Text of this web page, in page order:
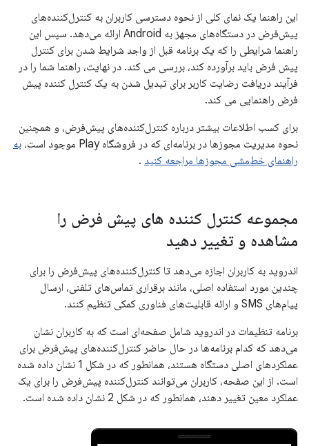
این راهنما یک نمای کلی از نحوه دسترسی کاربران به کنترل‌کننده‌های
پیش‌فرض در دستگاه‌های مجهز به Android ارائه می‌دهد. سپس این
راهنما شرایطی را که یک برنامه قبل از واجد شرایط شدن برای کنترل
پیش فرض باید برآورده کند، بررسی می کند. در نهایت، راهنما شما را در
فرآیند دریافت رضایت کاربر برای تبدیل شدن به یک کنترل کننده پیش
فرض راهنمایی می کند.
برای کسب اطلاعات بیشتر درباره کنترل‌کننده‌های پیش‌فرض، و همچنین
نحوه مدیریت مجوزها در برنامه‌ای که در فروشگاه Play موجود است،
به
راهنمای خط‌مشی مجوزها مراجعه کنید .
مجموعه کنترل کننده های پیش فرض را
مشاهده و تغییر دهید
اندروید به کاربران اجازه می‌دهد تا کنترل‌کننده‌های پیش‌فرض را برای
چندین مورد استفاده اصلی، مانند برقراری تماس‌های تلفنی، ارسال
پیام‌های SMS و ارائه قابلیت‌های فناوری کمکی تنظیم کنند.
برنامه تنظیمات در اندروید شامل صفحه‌ای است که به کاربران نشان
می‌دهد که کدام برنامه‌ها در حال حاضر کنترل‌کننده‌های پیش‌فرض برای
عملکردهای اصلی دستگاه هستند، همانطور که در شکل 1 نشان داده شده
است. از این صفحه، کاربران می‌توانند کنترل‌کننده پیش‌فرض را برای یک
عملکرد معین تغییر دهند، همانطور که در شکل 2 نشان داده شده است.